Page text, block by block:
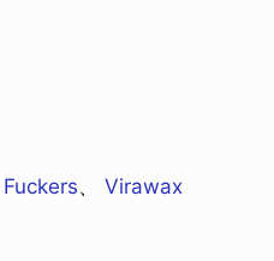
、 Virawax